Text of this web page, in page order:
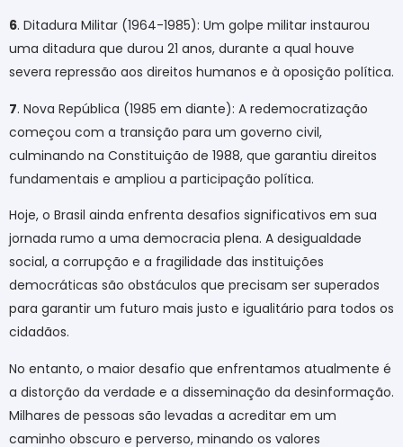
6. Ditadura Militar (1964-1985): Um golpe militar instaurou
uma ditadura que durou 21 anos, durante a qual houve
severa repressão aos direitos humanos e à oposição política.
7. Nova República (1985 em diante): A redemocratização
começou com a transição para um governo civil,
culminando na Constituição de 1988, que garantiu direitos
fundamentais e ampliou a participação política.
Hoje, o Brasil ainda enfrenta desafios significativos em sua
jornada rumo a uma democracia plena. A desigualdade
social, a corrupção e a fragilidade das instituições
democráticas são obstáculos que precisam ser superados
para garantir um futuro mais justo e igualitário para todos os
cidadãos.
No entanto, o maior desafio que enfrentamos atualmente é
a distorção da verdade e a disseminação da desinformação.
Milhares de pessoas são levadas a acreditar em um
caminho obscuro e perverso, minando os valores